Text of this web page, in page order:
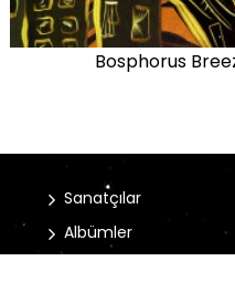
Bosphorus
Sanatçılar
Albümler